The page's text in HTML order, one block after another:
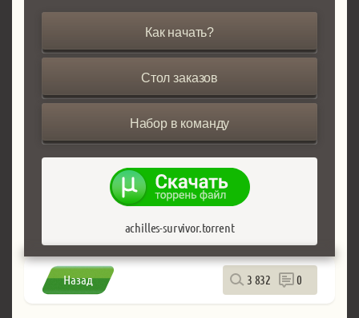
Как начать?
Стол заказов
Набор в команду
achilles-survivor.torrent
Назад 3 832 0